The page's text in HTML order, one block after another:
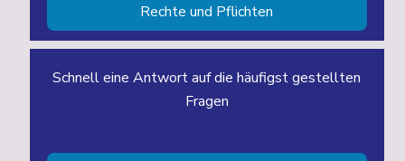
Rechte und Pflichten
Schnell eine Antwort auf die häufigst gestellten
Fragen